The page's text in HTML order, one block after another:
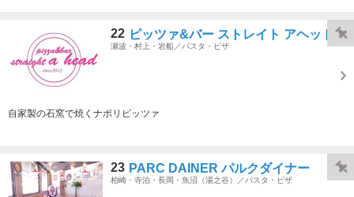
22 ピッツァ&バー ストレイト アヘッド
瀬波・村上・岩船／パスタ・ピザ
自家製の石窯で焼くナポリピッツァ
23 PARC DAINER パルクダイナー
柏崎・寺泊・長岡・魚沼（湯之谷）／パスタ・ピザ